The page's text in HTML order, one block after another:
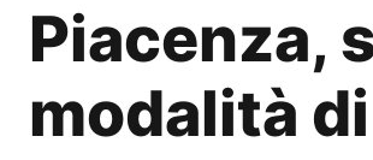
Piacenza,
modalità